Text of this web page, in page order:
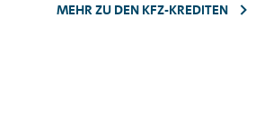
MEHR ZU DEN KFZ-KREDITEN